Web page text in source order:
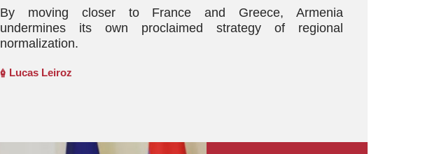
By moving closer to France and Greece, Armenia
undermines its own proclaimed strategy of regional
normalization.
Lucas Leiroz